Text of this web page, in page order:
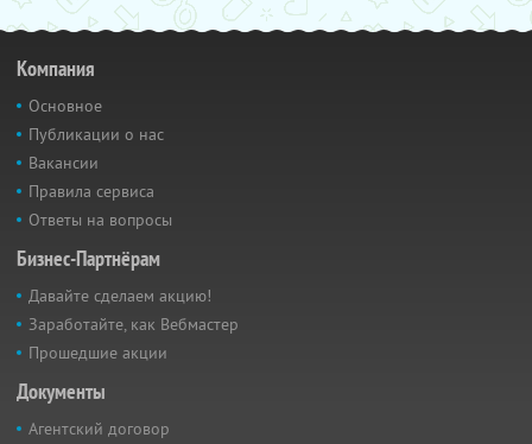
Компания
Основное
Публикации о нас
Вакансии
Правила сервиса
Ответы на вопросы
Бизнес-Партнёрам
Давайте сделаем акцию!
Заработайте, как Вебмастер
Прошедшие акции
Документы
Агентский договор